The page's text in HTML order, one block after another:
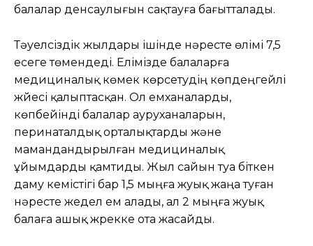
балалар денсаулығын сақтауға бағытталады.
Тәуелсіздік жылдары ішінде нәресте өлімі 7,5
есеге төмендеді. Елімізде балаларға
медициналық көмек көрсетудің көпдеңгейлі
жүйесі қалыптасқан. Ол емханаларды,
көпбейінді балалар ауруханаларын,
перинаталдық орталықтарды және
мамандандырылған медициналық
ұйымдарды қамтиды. Жыл сайын туа біткен
даму кемістігі бар 1,5 мыңға жуық жаңа туған
нәресте жедел ем алады, ал 2 мыңға жуық
балаға ашық жүрекке ота жасайды.